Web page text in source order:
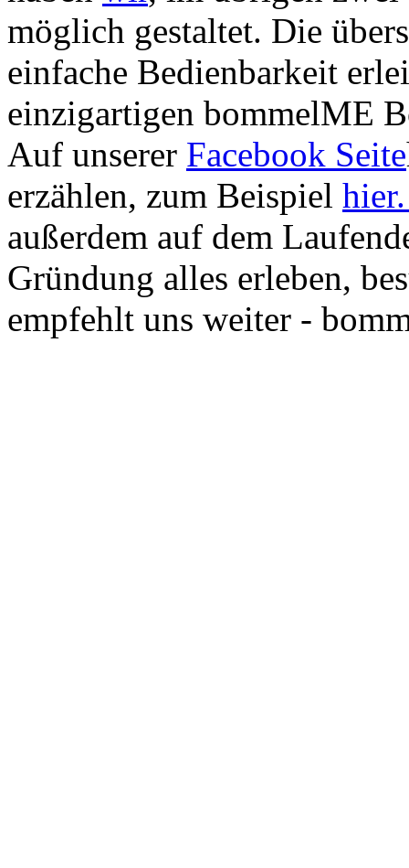
möglich gestaltet. Die
einfache Bedienbarkeit
einzigartigen bommelME
Auf unserer Facebook Seite
erzählen, zum Beispiel hier
außerdem auf dem
Gründung alles erleben,
empfehlt uns weiter -